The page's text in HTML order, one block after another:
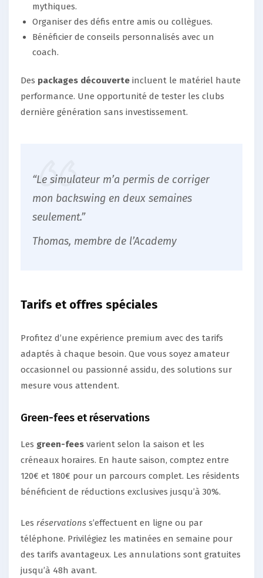
mythiques.
Organiser des défis entre amis ou collègues.
Bénéficier de conseils personnalisés avec un
coach.
Des packages découverte incluent le matériel haute
performance. Une opportunité de tester les clubs
dernière génération sans investissement.
“Le simulateur m’a permis de corriger
mon backswing en deux semaines
seulement.”
Thomas, membre de l’Academy
Tarifs et offres spéciales
Profitez d’une expérience premium avec des tarifs
adaptés à chaque besoin. Que vous soyez amateur
occasionnel ou passionné assidu, des solutions sur
mesure vous attendent.
Green-fees et réservations
Les green-fees varient selon la saison et les
créneaux horaires. En haute saison, comptez entre
120€ et 180€ pour un parcours complet. Les résidents
bénéficient de réductions exclusives jusqu’à 30%.
Les réservations s’effectuent en ligne ou par
téléphone. Privilégiez les matinées en semaine pour
des tarifs avantageux. Les annulations sont gratuites
jusqu’à 48h avant.